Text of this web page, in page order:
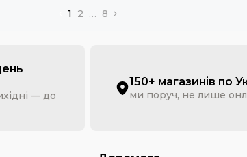
1 2 … 8
— до
150+ магазинів по
ми поруч, не лише